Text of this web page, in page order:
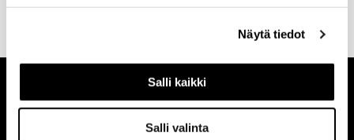
Näytä tiedot
Salli kaikki
Salli valinta
tilauksen
palautusoikeus
maksutapa